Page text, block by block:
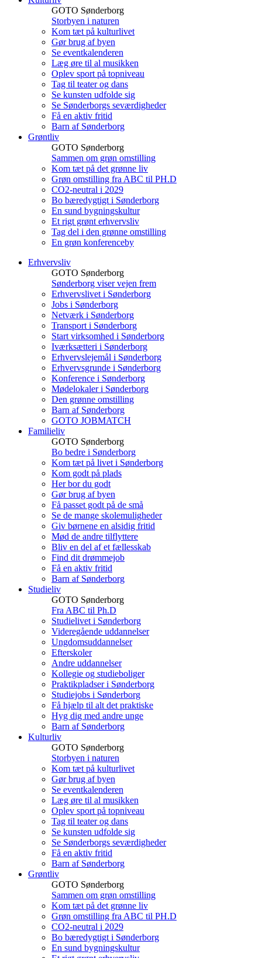
GOTO Sønderborg
Storbyen i naturen
Kom tæt på kulturlivet
Gør brug af byen
Se eventkalenderen
Læg øre til al musikken
Oplev sport på topniveau
Tag til teater og dans
Se kunsten udfolde sig
Se Sønderborgs seværdigheder
Få en aktiv fritid
Barn af Sønderborg
Grøntliv
GOTO Sønderborg
Sammen om grøn omstilling
Kom tæt på det grønne liv
Grøn omstilling fra ABC til PH.D
CO2-neutral i 2029
Bo bæredygtigt i Sønderborg
En sund bygningskultur
Et rigt grønt erhvervsliv
Tag del i den grønne omstilling
En grøn konferenceby
Erhvervsliv
GOTO Sønderborg
Sønderborg viser vejen frem
Erhvervslivet i Sønderborg
Jobs i Sønderborg
Netværk i Sønderborg
Transport i Sønderborg
Start virksomhed i Sønderborg
Iværksætteri i Sønderborg
Erhvervslejemål i Sønderborg
Erhvervsgrunde i Sønderborg
Konference i Sønderborg
Mødelokaler i Sønderborg
Den grønne omstilling
Barn af Sønderborg
GOTO JOBMATCH
Familieliv
GOTO Sønderborg
Bo bedre i Sønderborg
Kom tæt på livet i Sønderborg
Kom godt på plads
Her bor du godt
Gør brug af byen
Få passet godt på de små
Se de mange skolemuligheder
Giv børnene en alsidig fritid
Mød de andre tilflyttere
Bliv en del af et fællesskab
Find dit drømmejob
Få en aktiv fritid
Barn af Sønderborg
Studieliv
GOTO Sønderborg
Fra ABC til Ph.D
Studielivet i Sønderborg
Videregående uddannelser
Ungdomsuddannelser
Efterskoler
Andre uddannelser
Kollegie og studieboliger
Praktikpladser i Sønderborg
Studiejobs i Sønderborg
Få hjælp til alt det praktiske
Hyg dig med andre unge
Barn af Sønderborg
Kulturliv
GOTO Sønderborg
Storbyen i naturen
Kom tæt på kulturlivet
Gør brug af byen
Se eventkalenderen
Læg øre til al musikken
Oplev sport på topniveau
Tag til teater og dans
Se kunsten udfolde sig
Se Sønderborgs seværdigheder
Få en aktiv fritid
Barn af Sønderborg
Grøntliv
GOTO Sønderborg
Sammen om grøn omstilling
Kom tæt på det grønne liv
Grøn omstilling fra ABC til PH.D
CO2-neutral i 2029
Bo bæredygtigt i Sønderborg
En sund bygningskultur